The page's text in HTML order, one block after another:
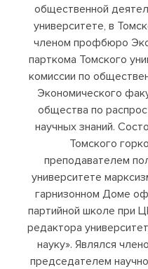
общественной
университете, в
членом профбюро
парткома Томского
комиссии по
Экономического
общества по
научных знаний.
Томского
преподавателем
университете
гарнизонном Доме
партийной школе при
редактора
науку». Являлся
председателем